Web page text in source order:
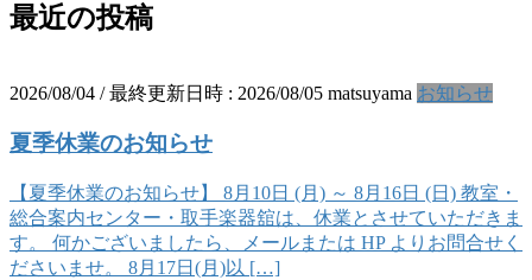
最近の投稿
2026/08/04 / 最終更新日時 : 2026/08/05 matsuyama お知らせ
夏季休業のお知らせ
【夏季休業のお知らせ】 8月10日 (月) ～ 8月16日 (日) 教室・
総合案内センター・取手楽器舘は、休業とさせていただきま
す。 何かございましたら、メールまたは HP よりお問合せく
ださいませ。 8月17日(月)以 […]